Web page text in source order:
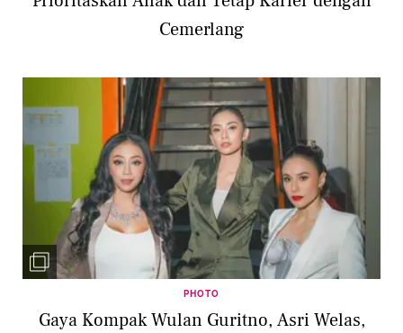
Cemerlang
PHOTO
Gaya Kompak Wulan Guritno, Asri Welas,